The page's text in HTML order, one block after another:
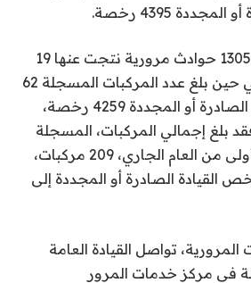
4395 رخصة.
أما مارس فقد سجل 1305 حوادث مرورية نتجت عنها 19
إصابة وحالتا وفاة، في حين بلغ عدد المركبات المسجلة 62
مركبة، وعدد الرخص الصادرة أو المجددة 4259 رخصة،
بلغ إجمالي المركبات، المسجلة
خلال الأشهر الثلاثة الأولى من العام الجاري، 209 مركبات،
القيادة الصادرة أو المجددة إلى
تواصل القيادة العامة
في مركز خدمات المرور